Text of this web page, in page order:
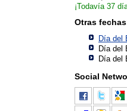
¡Todavía 37
Otras
Día del
Día del
Día del
Social